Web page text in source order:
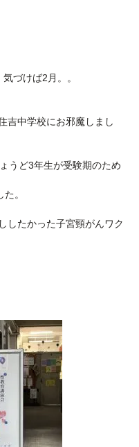
づけば2月。。
吉中学校にお邪魔しまし
うど3年生が受験期のため
。
したかった子宮頸がんワク